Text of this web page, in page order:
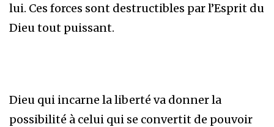
lui. Ces forces sont destructibles par l’Esprit du
Dieu tout puissant.
Dieu qui incarne la liberté va donner la
possibilité à celui qui se convertit de pouvoir